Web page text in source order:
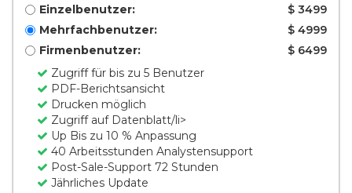
Einzelbenutzer:
$ 3499
Mehrfachbenutzer:
$ 4999
Firmenbenutzer:
$ 6499
Zugriff für bis zu 5 Benutzer
PDF-Berichtsansicht
Drucken möglich
Zugriff auf Datenblatt/li>
Up Bis zu 10 % Anpassung
40 Arbeitsstunden Analystensupport
Post-Sale-Support 72 Stunden
Jährliches Update